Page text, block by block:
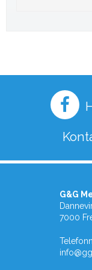
G&G
7000